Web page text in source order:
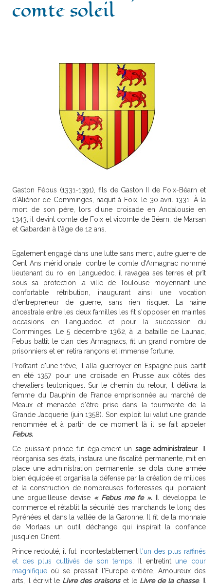
Château
comte soleil
Gaston Fébus (1331-1391), fils de Gaston II de Foix-Béarn et
d'Aliénor de Comminges, naquit à Foix, le 30 avril 1331. À la
mort de son père, lors d'une croisade en Andalousie en
1343, il devint comte de Foix et vicomte de Béarn, de Marsan
et Gabardan à l'âge de 12 ans.
Egalement engagé dans une lutte sans merci, autre guerre de
Cent Ans méridionale, contre le comte d'Armagnac nommé
lieutenant du roi en Languedoc, il ravagea ses terres et prît
sous sa protection la ville de Toulouse moyennant une
confortable rétribution, inaugurant ainsi une vocation
d'entrepreneur de guerre, sans rien risquer. La haine
ancestrale entre les deux familles les fit s'opposer en maintes
occasions en Languedoc et pour la succession du
Comminges. Le 5 décembre 1362, à la bataille de Launac,
Febus battit le clan des Armagnacs, fit un grand nombre de
prisonniers et en retira rançons et immense fortune.
Profitant d'une trêve, il alla guerroyer en Espagne puis partit
en été 1357 pour une croisade en Prusse aux côtés des
chevaliers teutoniques. Sur le chemin du retour, il délivra la
femme du Dauphin de France emprisonnée au marché de
Meaux et menacée d'être prise dans la tourmente de la
Grande Jacquerie (juin 1358). Son exploit lui valut une grande
renommée et à partir de ce moment là il se fait appeler
Febus.
Ce puissant prince fut également un sage administrateur. Il
réorganisa ses états, instaura une fiscalité permanente, mit en
place une administration permanente, se dota dune armée
bien équipée et organisa la défense par la création de milices
et la construction de nombreuses forteresses qui portaient
une orgueilleuse devise « Febus me fe ». Il développa le
commerce et rétablit la sécurité des marchands le long des
Pyrénées et dans la vallée de la Garonne. Il fit de la monnaie
de Morlaas un outil déchange qui inspirait la confiance
jusqu'en Orient.
Prince redouté, il fut incontestablement
l'un des plus raffinés
et des plus cultivés de son temps . Il entretint une cour
magnifique où se pressait l'Europe entière. Amoureux des
arts, il écrivit le Livre des oraisonset le Livre de la chasse. Il